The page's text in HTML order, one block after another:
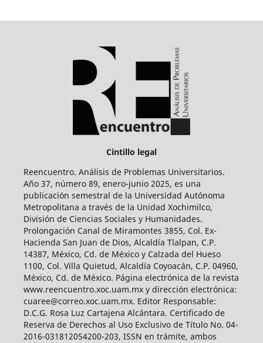
Cintillo legal
Reencuentro. Análisis de Problemas Universitarios.
Año 37, número 89, enero-junio 2025, es una
publicación semestral de la Universidad Autónoma
Metropolitana a través de la Unidad Xochimilco,
División de Ciencias Sociales y Humanidades.
Prolongación Canal de Miramontes 3855, Col. Ex-
Hacienda San Juan de Dios, Alcaldía Tlalpan, C.P.
14387, México, Cd. de México y Calzada del Hueso
1100, Col. Villa Quietud, Alcaldía Coyoacán, C.P. 04960,
México, Cd. de México. Página electrónica de la revista
www.reencuentro.xoc.uam.mx y dirección electrónica:
cuaree@correo.xoc.uam.mx. Editor Responsable:
D.C.G. Rosa Luz Cartajena Alcántara. Certificado de
Reserva de Derechos al Uso Exclusivo de Título No. 04-
2016-031812054200-203, ISSN en trámite, ambos